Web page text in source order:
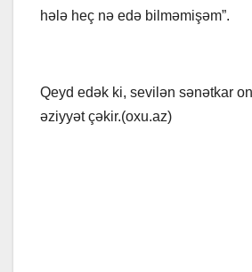
hələ heç nə edə bilməmişəm”.
Qeyd edək ki, sevilən sənətkar
əziyyət çəkir.(oxu.az)